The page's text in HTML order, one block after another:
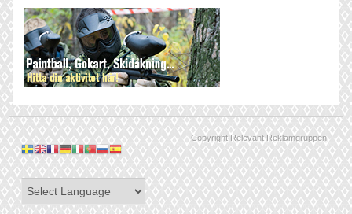
Copyright Relevant Reklamgruppen